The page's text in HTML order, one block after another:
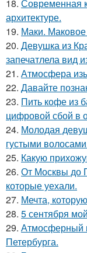
18. Современная
архитектуре.
19. Маки.
20. Девушка из
запечатлела вид
21. Атмосфера
22. Давайте
23. Пить кофе из
цифровой сбой в
24. Молодая
густыми
25. Какую
26. От Москвы до
которые уехали.
27. Мечта,
28. 5 сентября
29. Атмосферный
Петербурга.